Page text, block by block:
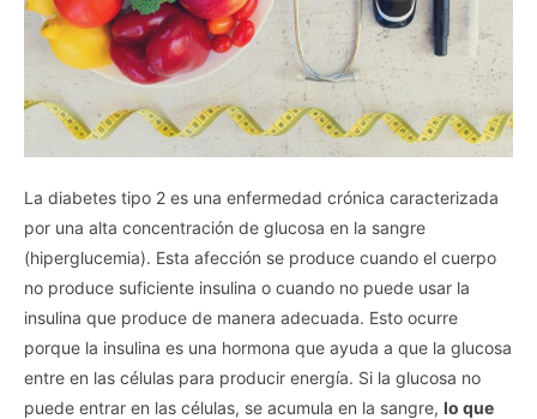
La diabetes tipo 2 es una enfermedad crónica caracterizada
por una alta concentración de glucosa en la sangre
(hiperglucemia). Esta afección se produce cuando el cuerpo
no produce suficiente insulina o cuando no puede usar la
insulina que produce de manera adecuada. Esto ocurre
porque la insulina es una hormona que ayuda a que la glucosa
entre en las células para producir energía. Si la glucosa no
puede entrar en las células, se acumula en la sangre, lo que